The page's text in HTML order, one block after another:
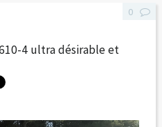
4 ultra désirable et
0